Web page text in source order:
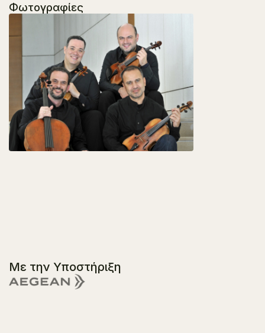
Φωτογραφίες
Με την Υποστήριξη